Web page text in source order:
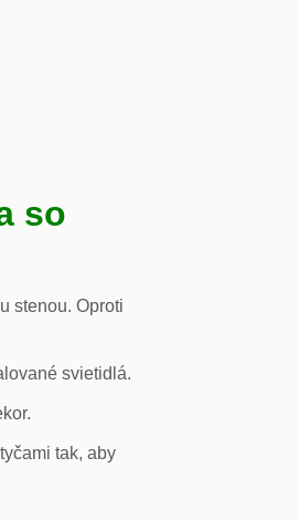
so
stenou. Oproti
svietidlá.
tak, aby